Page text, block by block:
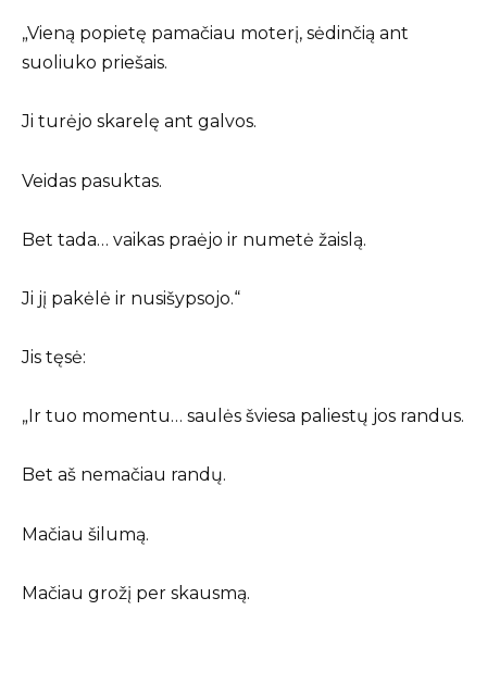
„Vieną popietę pamačiau moterį, sėdinčią ant
suoliuko priešais.
Ji turėjo skarelę ant galvos.
Veidas pasuktas.
Bet tada… vaikas praėjo ir numetė žaislą.
Ji jį pakėlė ir nusišypsojo.“
Jis tęsė:
„Ir tuo momentu… saulės šviesa paliestų jos randus.
Bet aš nemačiau randų.
Mačiau šilumą.
Mačiau grožį per skausmą.